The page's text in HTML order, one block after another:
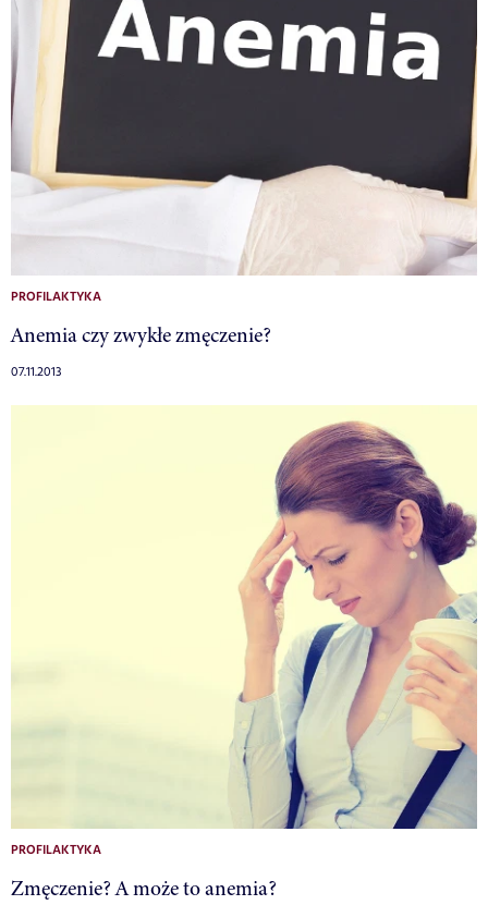
PROFILAKTYKA
Anemia czy zwykłe zmęczenie?
07.11.2013
PROFILAKTYKA
Zmęczenie? A może to anemia?